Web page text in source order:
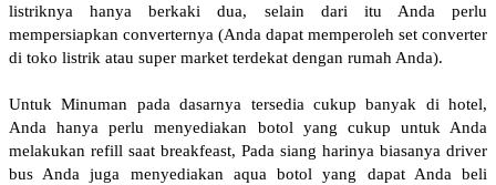
listriknya hanya berkaki dua, selain dari itu Anda perlu
mempersiapkan converternya (Anda dapat memperoleh set converter
di toko listrik atau super market terdekat dengan rumah Anda).
Untuk Minuman pada dasarnya tersedia cukup banyak di hotel,
Anda hanya perlu menyediakan botol yang cukup untuk Anda
melakukan refill saat breakfeast, Pada siang harinya biasanya driver
bus Anda juga menyediakan aqua botol yang dapat Anda beli